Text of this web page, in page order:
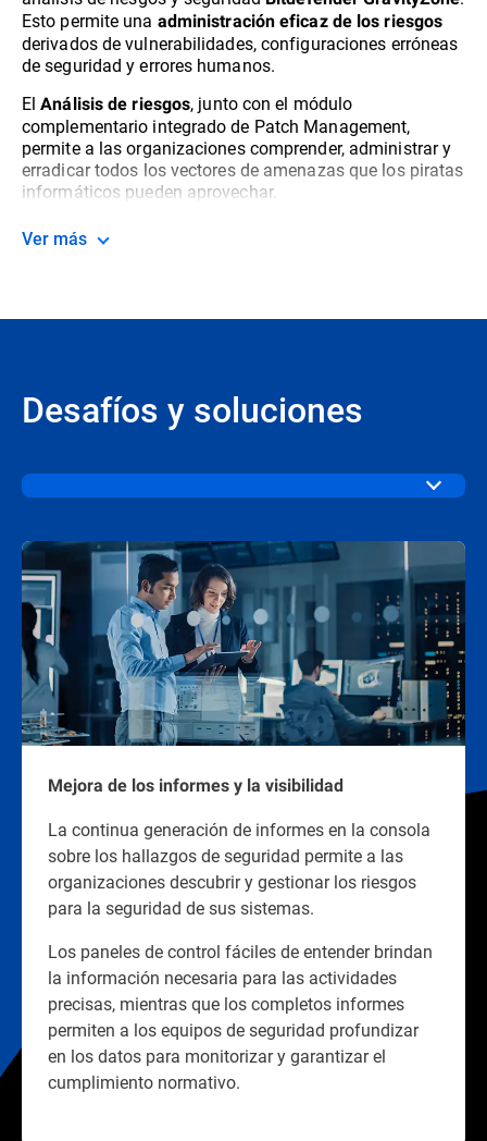
Esto permite una administración eficaz de los riesgos
derivados de vulnerabilidades, configuraciones erróneas
de seguridad y errores humanos.
ElAnálisis de riesgos, junto con el módulo
complementario integrado de Patch Management,
permite a las organizaciones comprender, administrar y
erradicar todos los vectores de amenazas que los piratas
informáticos pueden aprovechar.
Ver más
Desafíos y soluciones
Mejora de los informes y la visibilidad
La continua generación de informes en la consola
sobre los hallazgos de seguridad permite a las
organizaciones descubrir y gestionar los riesgos
para la seguridad de sus sistemas.
Los paneles de control fáciles de entender brindan
la información necesaria para las actividades
precisas, mientras que los completos informes
permiten a los equipos de seguridad profundizar
en los datos para monitorizar y garantizar el
cumplimiento normativo.